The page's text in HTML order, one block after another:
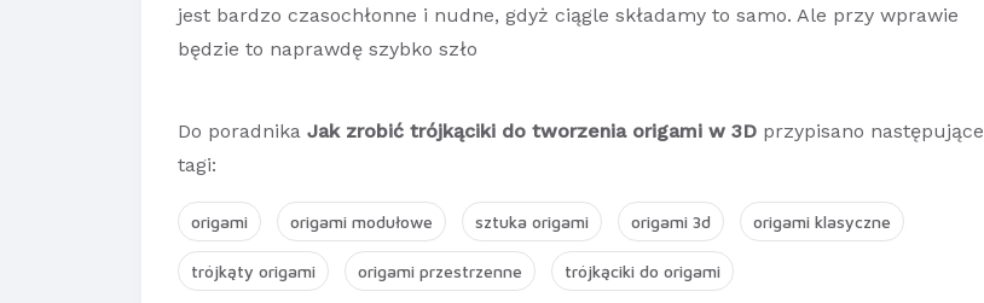
jest bardzo czasochłonne i nudne, gdyż ciągle składamy to samo. Ale przy wprawie
będzie to naprawdę szybko szło
Do poradnika Jak zrobić trójkąciki do tworzenia origami w 3D przypisano następujące
tagi:
origami origami modułowe sztuka origami origami 3d origami klasyczne
trójkąty origami origami przestrzenne trójkąciki do origami